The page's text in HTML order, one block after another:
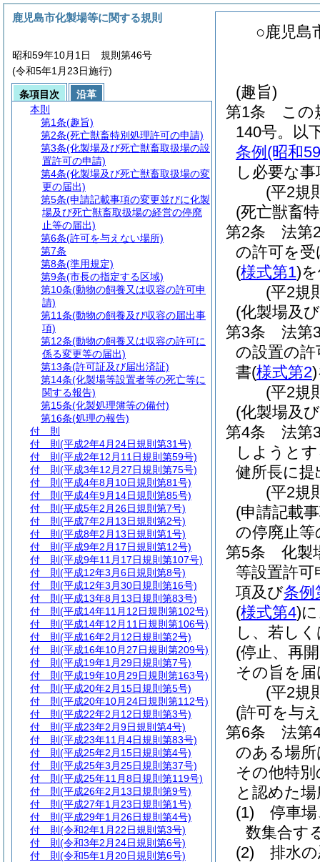
○鹿児島
(趣旨)
第1条
この
140号。以
条例 (昭和
し必要な
(平2規
(死亡獣畜
第2条
法第
の許可を
(様式第1)
(平2規
(化製場及
第3条
法第
の設置の
書(様式第2)
(平2規
(化製場及
第4条
法第
しようと
健所長に
(平2規
(申請記載
の停廃止等
第5条
化製
等設置許
項及び条例
(様式第4)
し、若し
(停止、再
その旨を
(平2規
(許可を与
第6条
法第
のある場
その他特
と認めた
(1)
停車
数集合す
(2)
排水
鹿児島市化製場等に関する規則
昭和59年10月1日 規則第46号
(令和5年1月23日施行)
条項目次
沿革
本則
第1条(趣旨)
第2条(死亡獣畜特別処理許可の申請)
第3条(化製場及び死亡獣畜取扱場の設
置許可の申請)
第4条(化製場及び死亡獣畜取扱場の変
更の届出)
第5条(申請記載事項の変更並びに化製
場及び死亡獣畜取扱場の経営の停廃
止等の届出)
第6条(許可を与えない場所)
第7条
第8条(準用規定)
第9条(市長の指定する区域)
第10条(動物の飼養又は収容の許可申
請)
第11条(動物の飼養及び収容の届出事
項)
第12条(動物の飼養又は収容の許可に
係る変更等の届出)
第13条(許可証及び届出済証)
第14条(化製場等設置者等の死亡等に
関する報告)
第15条(化製処理簿等の備付)
第16条(処理の報告)
付 則
付 則 (平成2年4月24日規則第31号)
付 則 (平成2年12月11日規則第59号)
付 則 (平成3年12月27日規則第75号)
付 則 (平成4年8月10日規則第81号)
付 則 (平成4年9月14日規則第85号)
付 則 (平成5年2月26日規則第7号)
付 則 (平成7年2月13日規則第2号)
付 則 (平成8年2月13日規則第1号)
付 則 (平成9年2月17日規則第12号)
付 則 (平成9年11月17日規則第107号)
付 則 (平成12年3月6日規則第8号)
付 則 (平成12年3月30日規則第16号)
付 則 (平成13年8月13日規則第83号)
付 則 (平成14年11月12日規則第102号)
付 則 (平成14年12月11日規則第106号)
付 則 (平成16年2月12日規則第2号)
付 則 (平成16年10月27日規則第209号)
付 則 (平成19年1月29日規則第7号)
付 則 (平成19年10月29日規則第163号)
付 則 (平成20年2月15日規則第5号)
付 則 (平成20年10月24日規則第112号)
付 則 (平成22年2月12日規則第3号)
付 則 (平成23年2月9日規則第4号)
付 則 (平成23年11月4日規則第83号)
付 則 (平成25年2月15日規則第4号)
付 則 (平成25年3月25日規則第37号)
付 則 (平成25年11月8日規則第119号)
付 則 (平成26年2月13日規則第9号)
付 則 (平成27年1月23日規則第1号)
付 則 (平成29年1月26日規則第4号)
付 則 (令和2年1月22日規則第3号)
付 則 (令和3年2月24日規則第6号)
付 則 (令和5年1月20日規則第6号)